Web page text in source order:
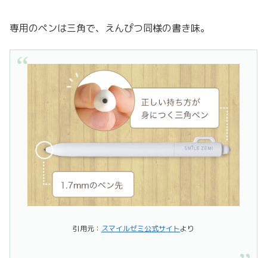
専用のペンは三角で、えんぴつ同様の書き味。
引用元： スマイルゼミ公式サイトより